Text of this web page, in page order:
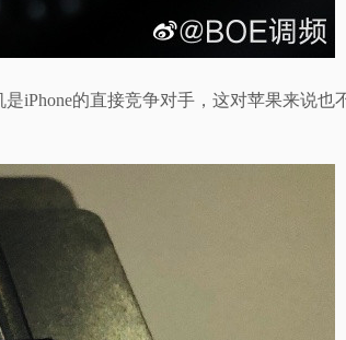
iPhone的直接竞争对手，这对苹果来说也